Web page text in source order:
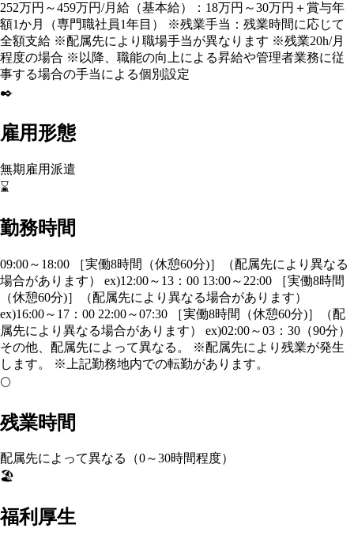
252万円～459万円/月給（基本給）：18万円～30万円＋賞与年
額1か月（専門職社員1年目） ※残業手当：残業時間に応じて
全額支給 ※配属先により職場手当が異なります ※残業20h/月
程度の場合 ※以降、職能の向上による昇給や管理者業務に従
事する場合の手当による個別設定
✒️
雇用形態
無期雇用派遣
⌛
勤務時間
09:00～18:00 ［実働8時間（休憩60分)］（配属先により異なる
場合があります） ex)12:00～13：00 13:00～22:00 ［実働8時間
（休憩60分)］（配属先により異なる場合があります）
ex)16:00～17：00 22:00～07:30 ［実働8時間（休憩60分)］（配
属先により異なる場合があります） ex)02:00～03：30（90分）
その他、配属先によって異なる。 ※配属先により残業が発生
します。 ※上記勤務地内での転勤があります。
🌕
残業時間
配属先によって異なる（0～30時間程度）
🏖️
福利厚生